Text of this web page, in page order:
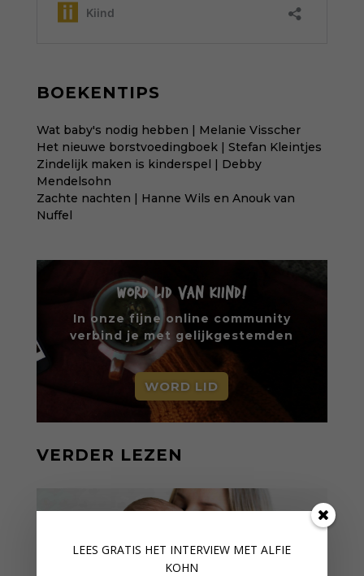
BOEKENTIPS
Wat baby's nodig hebben | Melanie Visscher
Het nieuwe borstvoedingboek | Stefan Kleintjes
Zindelijk maken is kinderspel | Debby
Mendelsohn
Zachte nachten | Hanne Wils en Anouk van
Nuffel
WORD LID VAN KIIND!
In onze fijne online community
verbind je met gelijkgestemden
WORD LID
VERDER LEZEN
LEES GRATIS HET INTERVIEW MET ALFIE
KOHN